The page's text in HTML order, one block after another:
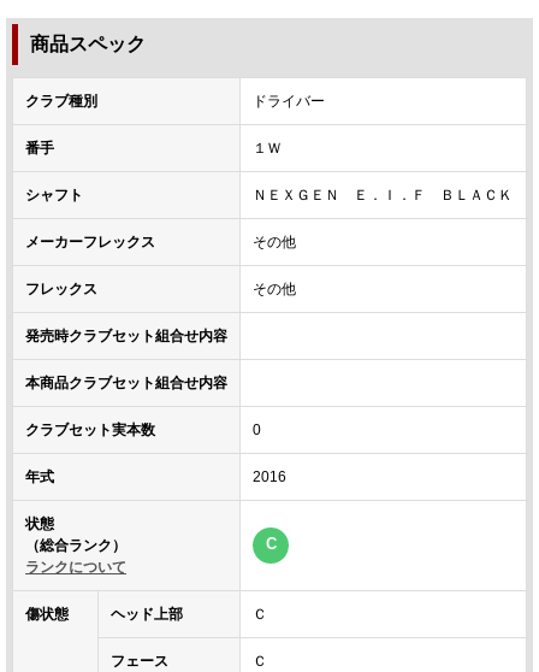
商品スペック
クラブ種別 ドライバー
番手 １Ｗ
シャフト ＮＥＸＧＥＮ Ｅ．Ｉ．Ｆ ＢＬＡＣＫ
メーカーフレックス その他
フレックス その他
発売時クラブセット組合せ内容
本商品クラブセット組合せ内容
クラブセット実本数 0
年式 2016
状態
（総合ランク）
ランクについて
C
傷状態 ヘッド上部 Ｃ
フェース Ｃ